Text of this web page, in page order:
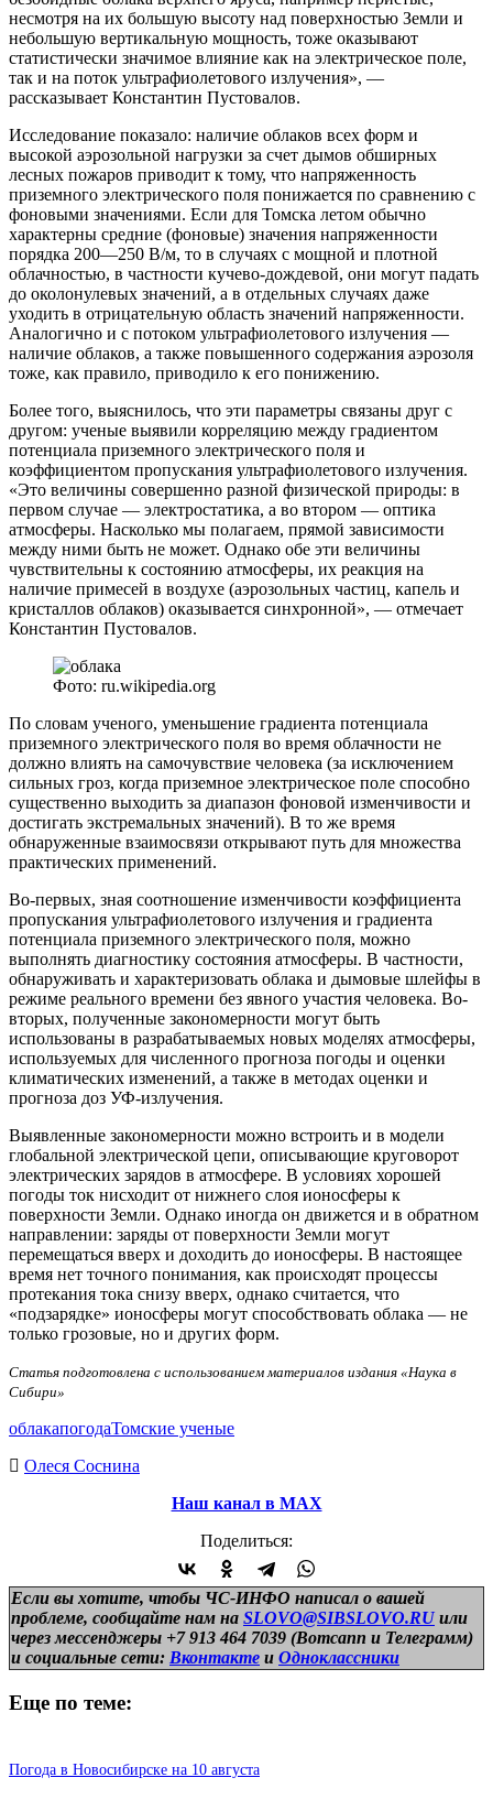
несмотря на их большую высоту над поверхностью Земли и
небольшую вертикальную мощность, тоже оказывают
статистически значимое влияние как на электрическое поле,
так и на поток ультрафиолетового излучения», —
рассказывает Константин Пустовалов.
Исследование показало: наличие облаков всех форм и
высокой аэрозольной нагрузки за счет дымов обширных
лесных пожаров приводит к тому, что напряженность
приземного электрического поля понижается по сравнению с
фоновыми значениями. Если для Томска летом обычно
характерны средние (фоновые) значения напряженности
порядка 200—250 В/м, то в случаях с мощной и плотной
облачностью, в частности кучево-дождевой, они могут падать
до околонулевых значений, а в отдельных случаях даже
уходить в отрицательную область значений напряженности.
Аналогично и с потоком ультрафиолетового излучения —
наличие облаков, а также повышенного содержания аэрозоля
тоже, как правило, приводило к его понижению.
Более того, выяснилось, что эти параметры связаны друг с
другом: ученые выявили корреляцию между градиентом
потенциала приземного электрического поля и
коэффициентом пропускания ультрафиолетового излучения.
«Это величины совершенно разной физической природы: в
первом случае — электростатика, а во втором — оптика
атмосферы. Насколько мы полагаем, прямой зависимости
между ними быть не может. Однако обе эти величины
чувствительны к состоянию атмосферы, их реакция на
наличие примесей в воздухе (аэрозольных частиц, капель и
кристаллов облаков) оказывается синхронной», — отмечает
Константин Пустовалов.
Фото: ru.wikipedia.org
По словам ученого, уменьшение градиента потенциала
приземного электрического поля во время облачности не
должно влиять на самочувствие человека (за исключением
сильных гроз, когда приземное электрическое поле способно
существенно выходить за диапазон фоновой изменчивости и
достигать экстремальных значений). В то же время
обнаруженные взаимосвязи открывают путь для множества
практических применений.
Во-первых, зная соотношение изменчивости коэффициента
пропускания ультрафиолетового излучения и градиента
потенциала приземного электрического поля, можно
выполнять диагностику состояния атмосферы. В частности,
обнаруживать и характеризовать облака и дымовые шлейфы в
режиме реального времени без явного участия человека. Во-
вторых, полученные закономерности могут быть
использованы в разрабатываемых новых моделях атмосферы,
используемых для численного прогноза погоды и оценки
климатических изменений, а также в методах оценки и
прогноза доз УФ-излучения.
Выявленные закономерности можно встроить и в модели
глобальной электрической цепи, описывающие круговорот
электрических зарядов в атмосфере. В условиях хорошей
погоды ток нисходит от нижнего слоя ионосферы к
поверхности Земли. Однако иногда он движется и в обратном
направлении: заряды от поверхности Земли могут
перемещаться вверх и доходить до ионосферы. В настоящее
время нет точного понимания, как происходят процессы
протекания тока снизу вверх, однако считается, что
«подзарядке» ионосферы могут способствовать облака — не
только грозовые, но и других форм.
Статья подготовлена с использованием материалов издания «Наука в
Сибири»
облакапогодаТомские ученые
Олеся Соснина
Наш канал в МАХ
Поделиться:
Если вы хотите, чтобы ЧС-ИНФО написал о вашей
проблеме, сообщайте нам на SLOVO@SIBSLOVO.RU или
через мессенджеры +7 913 464 7039 (Вотсапп и Телеграмм)
и социальные сети: Вконтакте и Одноклассники
Еще по теме:
Погода в Новосибирске на 10 августа